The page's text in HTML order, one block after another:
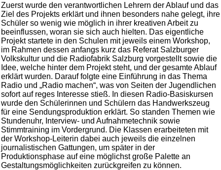
Zuerst wurde den verantwortlichen Lehrern der Ablauf und das
Ziel des Projekts erklärt und ihnen besonders nahe gelegt, ihre
Schüler so wenig wie möglich in ihrer kreativen Arbeit zu
beeinflussen, woran sie sich auch hielten. Das eigentliche
Projekt startete in den Schulen mit jeweils einem Workshop,
im Rahmen dessen anfangs kurz das Referat Salzburger
Volkskultur und die Radiofabrik Salzburg vorgestellt sowie die
Idee, welche hinter dem Projekt steht, und der gesamte Ablauf
erklärt wurden. Darauf folgte eine Einführung in das Thema
Radio und „Radio machen“, was von Seiten der Jugendlichen
sofort auf reges Interesse stieß. In diesen Radio-Basiskursen
wurde den Schülerinnen und Schülern das Handwerkszeug
für eine Sendungsproduktion erklärt. So standen Themen wie
Stundenuhr, Interview- und Aufnahmetechnik sowie
Stimmtraining im Vordergrund. Die Klassen erarbeiteten mit
der Workshop-Leiterin dabei auch jeweils die einzelnen
journalistischen Gattungen, um später in der
Produktionsphase auf eine möglichst große Palette an
Gestaltungsmöglichkeiten zurückgreifen zu können.